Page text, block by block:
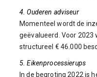
4. Ouderen adviseur
Momenteel wordt de
geëvalueerd. Voor
structureel € 46.000
5. Eikenprocessierups
In de begroting 2022 is